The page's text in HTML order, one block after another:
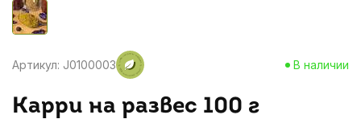
Артикул: J0100003 В наличии
Карри на развес 100 г